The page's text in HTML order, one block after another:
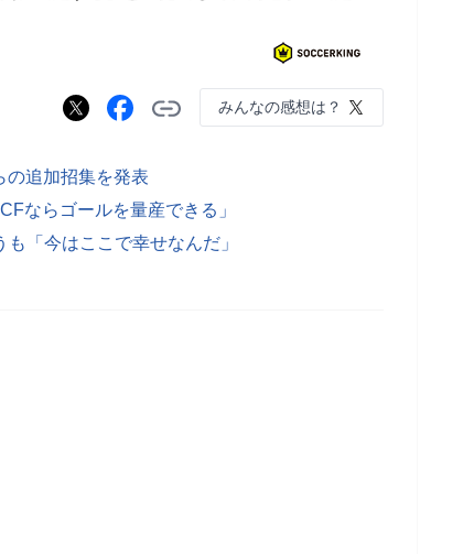
みんなの感想は？
の追加招集を発表
ならゴールを量産できる」
「今はここで幸せなんだ」